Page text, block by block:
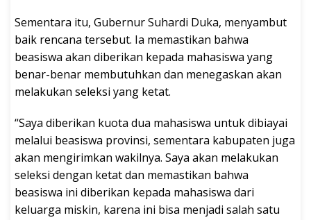
Sementara itu, Gubernur Suhardi Duka, menyambut
baik rencana tersebut. Ia memastikan bahwa
beasiswa akan diberikan kepada mahasiswa yang
benar-benar membutuhkan dan menegaskan akan
melakukan seleksi yang ketat.
“Saya diberikan kuota dua mahasiswa untuk dibiayai
melalui beasiswa provinsi, sementara kabupaten juga
akan mengirimkan wakilnya. Saya akan melakukan
seleksi dengan ketat dan memastikan bahwa
beasiswa ini diberikan kepada mahasiswa dari
keluarga miskin, karena ini bisa menjadi salah satu